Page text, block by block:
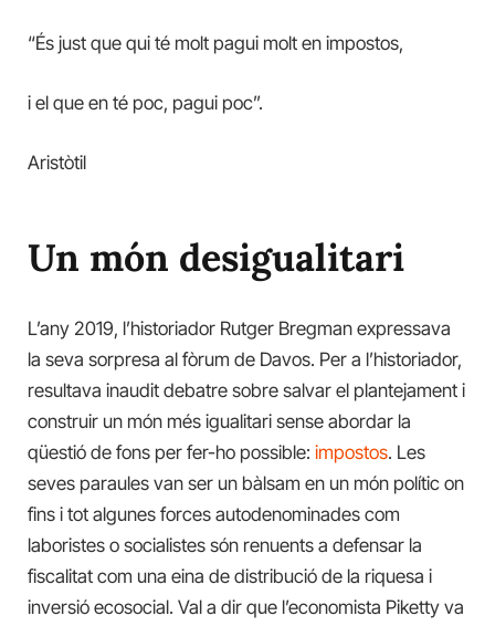
“És just que qui té molt pagui molt en impostos,
i el que en té poc, pagui poc”.
Aristòtil
Un món desigualitari
L’any 2019, l’historiador Rutger Bregman expressava
la seva sorpresa al fòrum de Davos. Per a l’historiador,
resultava inaudit debatre sobre salvar el plantejament i
construir un món més igualitari sense abordar la
qüestió de fons per fer-ho possible: impostos. Les
seves paraules van ser un bàlsam en un món polític on
fins i tot algunes forces autodenominades com
laboristes o socialistes són renuents a defensar la
fiscalitat com una eina de distribució de la riquesa i
inversió ecosocial. Val a dir que l’economista Piketty va